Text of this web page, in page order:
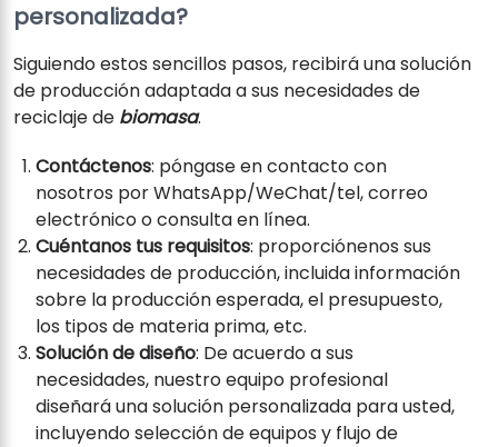
personalizada?
Siguiendo estos sencillos pasos, recibirá una solución
de producción adaptada a sus necesidades de
reciclaje de biomasa.
Contáctenos: póngase en contacto con
nosotros por WhatsApp/WeChat/tel, correo
electrónico o consulta en línea.
Cuéntanos tus requisitos: proporciónenos sus
necesidades de producción, incluida información
sobre la producción esperada, el presupuesto,
los tipos de materia prima, etc.
Solución de diseño: De acuerdo a sus
necesidades, nuestro equipo profesional
diseñará una solución personalizada para usted,
incluyendo selección de equipos y flujo de